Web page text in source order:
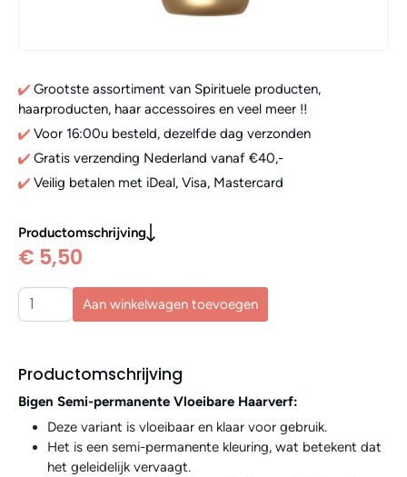
Grootste assortiment van Spirituele producten,
haarproducten, haar accessoires en veel meer !!
Voor 16:00u besteld, dezelfde dag verzonden
Gratis verzending Nederland vanaf €40,-
Veilig betalen met iDeal, Visa, Mastercard
Productomschrijving
€ 5,50
Aan winkelwagen toevoegen
Productomschrijving
Bigen Semi-permanente Vloeibare Haarverf:
Deze variant is vloeibaar en klaar voor gebruik.
Het is een semi-permanente kleuring, wat betekent dat
het geleidelijk vervaagt.